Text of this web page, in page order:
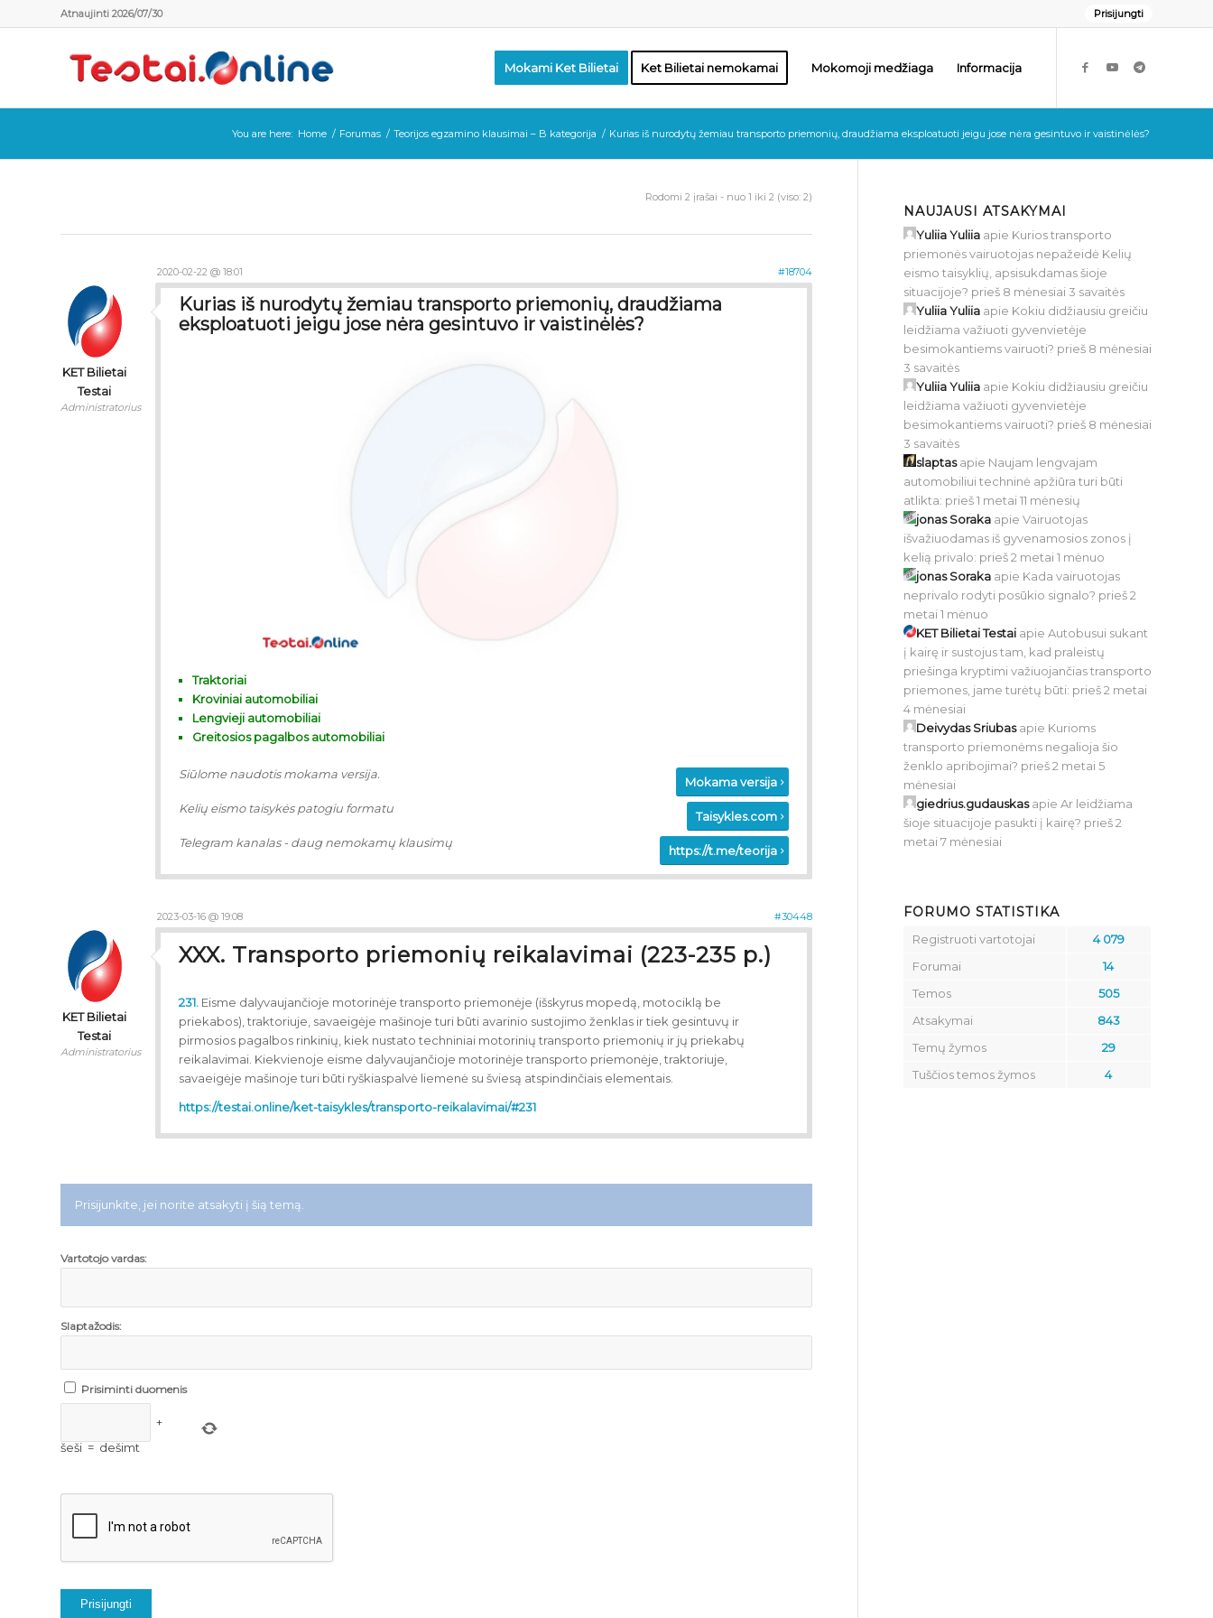
Prisijungti
Atnaujinti 2026/07/30
Mokami Ket Bilietai Ket Bilietai nemokamai Mokomoji medžiaga Informacija
You are here: Home / Forumas / Teorijos egzamino klausimai – B kategorija / Kurias iš nurodytų žemiau transporto priemonių, draudžiama eksploatuoti jeigu jose nėra gesintuvo ir vaistinėlės?
Rodomi 2 įrašai - nuo 1 iki 2 (viso: 2)
2020-02-22 @ 18:01 #18704
KET Bilietai
Testai
Administratorius
Kurias iš nurodytų žemiau transporto priemonių, draudžiama
eksploatuoti jeigu jose nėra gesintuvo ir vaistinėlės?
Traktoriai
Kroviniai automobiliai
Lengvieji automobiliai
Greitosios pagalbos automobiliai
Siūlome naudotis mokama versija.
Mokama versija
Kelių eismo taisykės patogiu formatu
Taisykles.com
Telegram kanalas - daug nemokamų klausimų
https://t.me/teorija
2023-03-16 @ 19:08 #30448
KET Bilietai
Testai
Administratorius
XXX. Transporto priemonių reikalavimai (223-235 p.)
231. Eisme dalyvaujančioje motorinėje transporto priemonėje (išskyrus mopedą, motociklą be
priekabos), traktoriuje, savaeigėje mašinoje turi būti avarinio sustojimo ženklas ir tiek gesintuvų ir
pirmosios pagalbos rinkinių, kiek nustato techniniai motorinių transporto priemonių ir jų priekabų
reikalavimai. Kiekvienoje eisme dalyvaujančioje motorinėje transporto priemonėje, traktoriuje,
savaeigėje mašinoje turi būti ryškiaspalvė liemenė su šviesą atspindinčiais elementais.
https://testai.online/ket-taisykles/transporto-reikalavimai/#231
Prisijunkite, jei norite atsakyti į šią temą.
Vartotojo vardas:
Slaptažodis:
Prisiminti duomenis
+
šeši = dešimt
Prisijungti
NAUJAUSI ATSAKYMAI
Yuliia Yuliia apie Kurios transporto
priemonės vairuotojas nepažeidė Kelių
eismo taisyklių, apsisukdamas šioje
situacijoje? prieš 8 mėnesiai 3 savaitės
Yuliia Yuliia apie Kokiu didžiausiu greičiu
leidžiama važiuoti gyvenvietėje
besimokantiems vairuoti? prieš 8 mėnesiai
3 savaitės
Yuliia Yuliia apie Kokiu didžiausiu greičiu
leidžiama važiuoti gyvenvietėje
besimokantiems vairuoti? prieš 8 mėnesiai
3 savaitės
slaptasapie Naujam lengvajam
automobiliui techninė apžiūra turi būti
atlikta: prieš 1 metai 11 mėnesių
jonas Soraka apieVairuotojas
išvažiuodamas iš gyvenamosios zonos į
kelią privalo: prieš 2 metai 1 mėnuo
jonas Soraka apie Kada vairuotojas
neprivalo rodyti posūkio signalo? prieš 2
metai 1 mėnuo
KET Bilietai Testai apieAutobusui sukant
į kairę ir sustojus tam, kad praleistų
priešinga kryptimi važiuojančias transporto
priemones, jame turėtų būti: prieš 2 metai
4 mėnesiai
Deivydas Sriubasapie Kurioms
transporto priemonėms negalioja šio
ženklo apribojimai? prieš 2 metai 5
mėnesiai
giedrius.gudauskasapieAr leidžiama
šioje situacijoje pasukti į kairę? prieš 2
metai 7 mėnesiai
FORUMO STATISTIKA
Registruoti vartotojai
4 079
Forumai
14
Temos
505
Atsakymai
843
Temų žymos
29
Tuščios temos žymos
4